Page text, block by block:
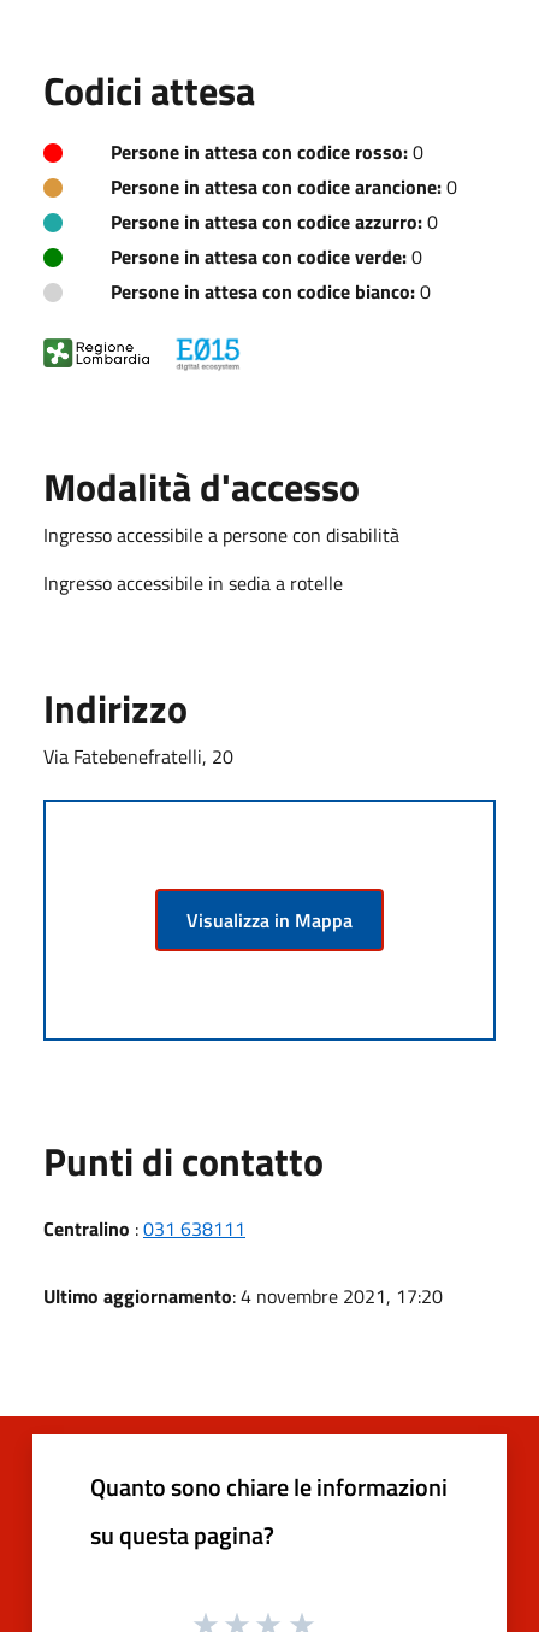
Codici attesa
Persone in attesa con codice rosso:0
Persone in attesa con codice arancione:0
Persone in attesa con codice azzurro:0
Persone in attesa con codice verde:0
Persone in attesa con codice bianco:0
Modalità d'accesso
Ingresso accessibile a persone con disabilità
Ingresso accessibile in sedia a rotelle
Indirizzo
Via Fatebenefratelli, 20
Visualizza in Mappa
Punti di contatto
Centralino :031 638111
Ultimo aggiornamento: 4 novembre 2021, 17:20
Quanto sono chiare le informazioni
su questa pagina?